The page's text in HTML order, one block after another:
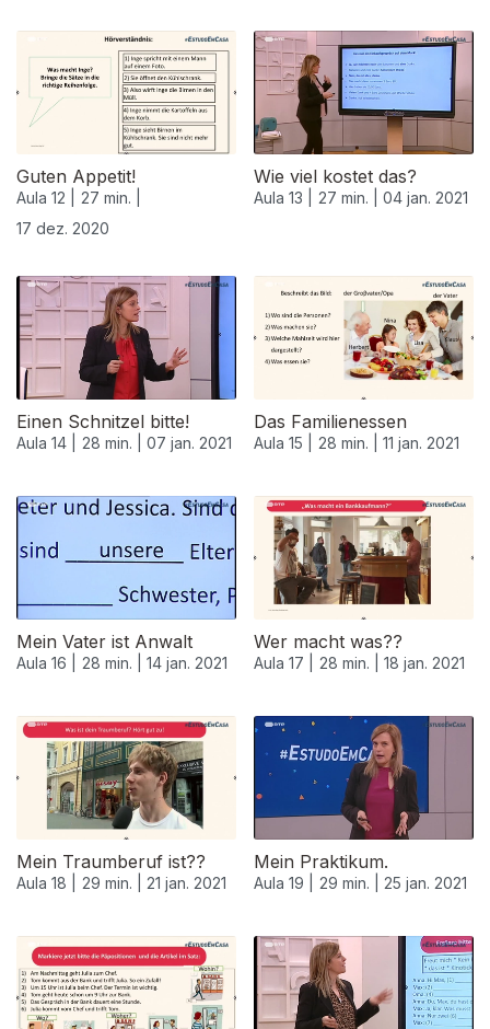
Guten Appetit!
Aula 12 |
27 min. |
17 dez. 2020
Wie viel kostet das?
Aula 13 | 27 min. | 04 jan. 2021
Einen Schnitzel bitte!
Aula 14 | 28 min. | 07 jan. 2021
Das Familienessen
Aula 15 | 28 min. | 11 jan. 2021
Mein Vater ist Anwalt
Aula 16 | 28 min. | 14 jan. 2021
Wer macht was??
Aula 17 | 28 min. | 18 jan. 2021
Mein Traumberuf ist??
Aula 18 | 29 min. | 21 jan. 2021
Mein Praktikum.
Aula 19 | 29 min. | 25 jan. 2021